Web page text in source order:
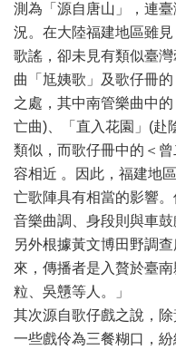
測為「源自唐山」，連
況。在大陸福建地區雖
歌謠，卻未見有類似臺
曲「尪姨歌」及歌仔冊
之處，其中南管樂曲中
亡曲)、「直入花園」(赴
類似，而歌仔冊中的＜
容相近 。因此，福建地
亡歌陣具有相當的影響
音樂曲調、身段則與車鼓
另外根據黃文博田野調
來，傳播者是入贅於臺
粒、吳戇等人。」
其次源自歌仔戲之說，
一些戲伶為三餐糊口，